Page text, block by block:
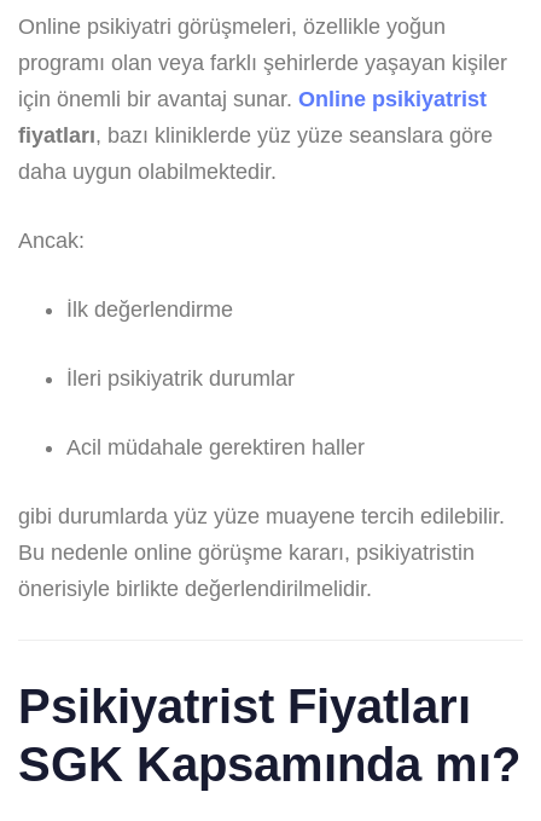
Online psikiyatri görüşmeleri, özellikle yoğun
programı olan veya farklı şehirlerde yaşayan kişiler
için önemli bir avantaj sunar. Online psikiyatrist
fiyatları, bazı kliniklerde yüz yüze seanslara göre
daha uygun olabilmektedir.
Ancak:
İlk değerlendirme
İleri psikiyatrik durumlar
Acil müdahale gerektiren haller
gibi durumlarda yüz yüze muayene tercih edilebilir.
Bu nedenle online görüşme kararı, psikiyatristin
önerisiyle birlikte değerlendirilmelidir.
Psikiyatrist Fiyatları
SGK Kapsamında mı?